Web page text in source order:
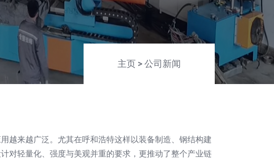
主页 >公司新闻
越来越广泛。尤其在呼和浩特这样以装备制造、钢结构建
对轻量化、强度与美观并重的要求，更推动了整个产业链